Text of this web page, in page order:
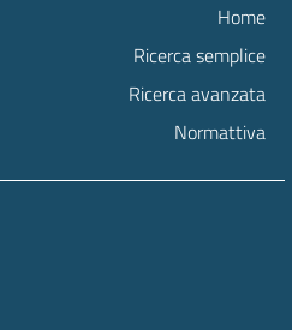
Home
Ricerca semplice
Ricerca avanzata
Normattiva